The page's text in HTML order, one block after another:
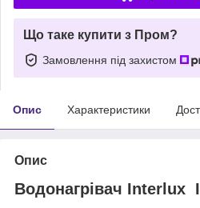
Що таке купити з Пром?
Замовлення під захистом
Опис Характеристики
Опис
Водонагрівач Interlux